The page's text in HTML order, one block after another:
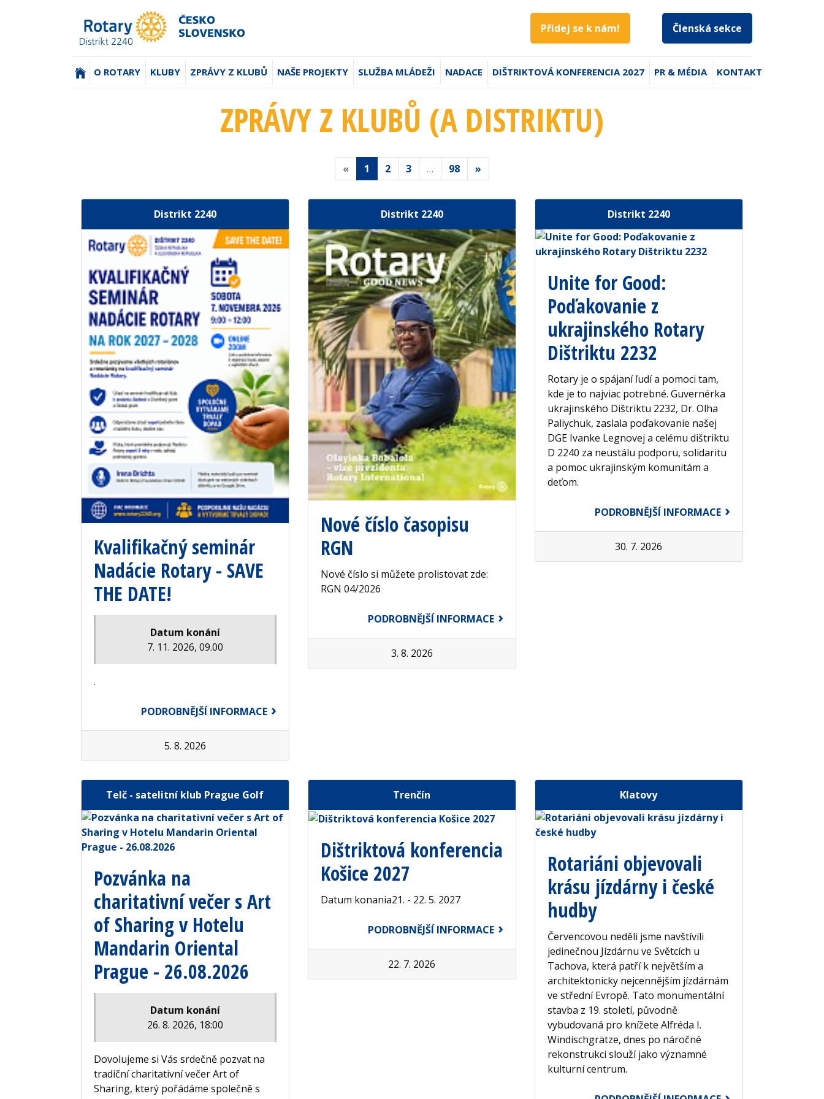
Přidej se k nám! Členská sekce
(AKTUÁLNÍ)
O ROTARY KLUBY ZPRÁVY Z KLUBŮ NAŠE PROJEKTY SLUŽBA MLÁDEŽI NADACE DIŠTRIKTOVÁ KONFERENCIA 2027 PR & MÉDIA KONTAKT
ZPRÁVY Z KLUBŮ (A DISTRIKTU)
« 1 2 3 … 98 »
Distrikt 2240
Kvalifikačný seminár
Nadácie Rotary - SAVE
THE DATE!
Datum konání
7. 11. 2026, 09.00
.
PODROBNĚJŠÍ INFORMACE
5. 8. 2026
Distrikt 2240
Nové číslo časopisu
RGN
Nové číslo si můžete prolistovat zde:
RGN 04/2026
PODROBNĚJŠÍ INFORMACE
3. 8. 2026
Distrikt 2240
Unite for Good:
Poďakovanie z
ukrajinského Rotary
Dištriktu 2232
Rotary je o spájaní ľudí a pomoci tam,
kde je to najviac potrebné. Guvernérka
ukrajinského Dištriktu 2232, Dr. Olha
Paliychuk, zaslala poďakovanie našej
DGE Ivanke Legnovej a celému dištriktu
D 2240 za neustálu podporu, solidaritu
a pomoc ukrajinským komunitám a
deťom.
PODROBNĚJŠÍ INFORMACE
30. 7. 2026
Telč - satelitní klub Prague Golf
Pozvánka na
charitativní večer s Art
of Sharing v Hotelu
Mandarin Oriental
Prague - 26.08.2026
Datum konání
26. 8. 2026, 18:00
Dovolujeme si Vás srdečně pozvat na
tradiční charitativní večer Art of
Sharing, který pořádáme společně s
Trenčín
Dištriktová konferencia
Košice 2027
Datum konania21. - 22. 5. 2027
PODROBNĚJŠÍ INFORMACE
22. 7. 2026
Klatovy
Rotariáni objevovali
krásu jízdárny i české
hudby
Červencovou neděli jsme navštívili
jedinečnou Jízdárnu ve Světcích u
Tachova, která patří k největším a
architektonicky nejcennějším jízdárnám
ve střední Evropě. Tato monumentální
stavba z 19. století, původně
vybudovaná pro knížete Alfréda I.
Windischgrätze, dnes po náročné
rekonstrukci slouží jako významné
kulturní centrum.